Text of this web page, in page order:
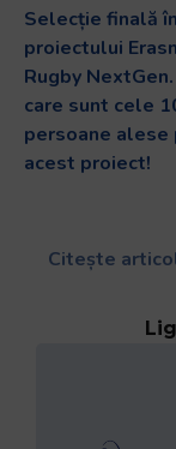
Selecție finală
proiectului
Rugby
care sunt cele
persoane alese
acest proiect!
Citește